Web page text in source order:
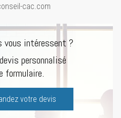
cac.com
vous intéressent ?
personnalisé
formulaire.
votre devis